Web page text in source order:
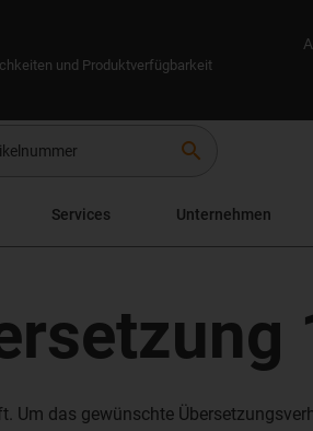
und Produktverfügbarkeit
search
Services Unternehmen
das gewünschte